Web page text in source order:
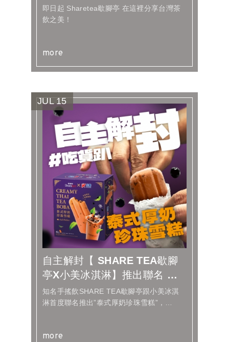
Sharete...
即日起 Sharetea歇腳亭 在這裡分享台灣茶
飲之美！
more
JUL 15
自主解封【 SHARE TEA歇腳
亭X小美冰淇淋】推出聯名 泰
式厚奶珍珠雪糕
知名手搖飲SHARE TEA歇腳亭跟小美冰淇
淋首度聯名推出”泰式厚奶珍珠雪糕”，
more